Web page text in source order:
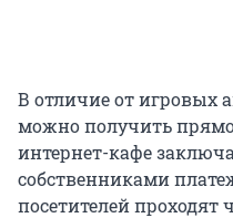
В отличие от игровых
можно получить
интернет-кафе
собственниками
посетителей проходят